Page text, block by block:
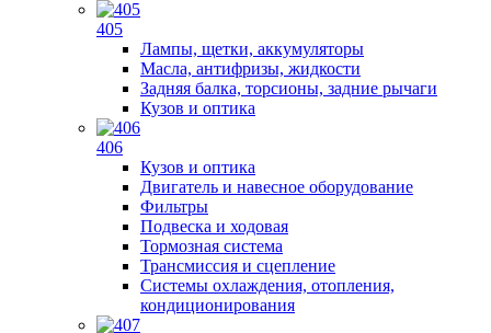
405
Лампы, щетки, аккумуляторы
Масла, антифризы, жидкости
Задняя балка, торсионы, задние рычаги
Кузов и оптика
406
Кузов и оптика
Двигатель и навесное оборудование
Фильтры
Подвеска и ходовая
Тормозная система
Трансмиссия и сцепление
Системы охлаждения, отопления,
кондиционирования